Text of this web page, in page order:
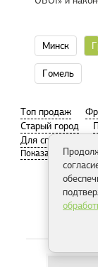
Минск
Гомель
Tоп продаж
Старый город
Для спальни